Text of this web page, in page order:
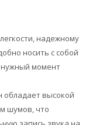
надежному
носить с собой
нужный момент
высокой
шумов, что